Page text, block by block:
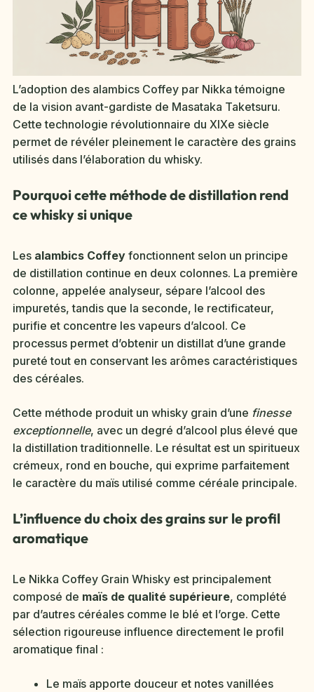
L’adoption des alambics Coffey par Nikka témoigne
de la vision avant-gardiste de Masataka Taketsuru.
Cette technologie révolutionnaire du XIXe siècle
permet de révéler pleinement le caractère des grains
utilisés dans l’élaboration du whisky.
Pourquoi cette méthode de distillation rend
ce whisky si unique
Les alambics Coffey fonctionnent selon un principe
de distillation continue en deux colonnes. La première
colonne, appelée analyseur, sépare l’alcool des
impuretés, tandis que la seconde, le rectificateur,
purifie et concentre les vapeurs d’alcool. Ce
processus permet d’obtenir un distillat d’une grande
pureté tout en conservant les arômes caractéristiques
des céréales.
Cette méthode produit un whisky grain d’une finesse
exceptionnelle, avec un degré d’alcool plus élevé que
la distillation traditionnelle. Le résultat est un spiritueux
crémeux, rond en bouche, qui exprime parfaitement
le caractère du maïs utilisé comme céréale principale.
L’influence du choix des grains sur le profil
aromatique
Le Nikka Coffey Grain Whisky est principalement
composé de maïs de qualité supérieure, complété
par d’autres céréales comme le blé et l’orge. Cette
sélection rigoureuse influence directement le profil
aromatique final :
Le maïs apporte douceur et notes vanillées